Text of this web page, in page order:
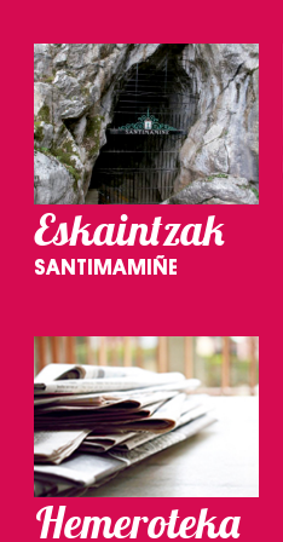
Eskaintzak
SANTIMAMIÑE
Hemeroteka